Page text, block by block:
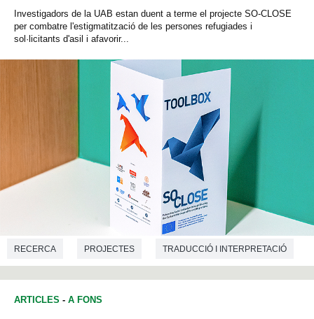
Investigadors de la UAB estan duent a terme el projecte SO-CLOSE
per combatre l'estigmatització de les persones refugiades i
sol·licitants d'asil i afavorir...
RECERCA PROJECTES TRADUCCIÓ I INTERPRETACIÓ
HISTÒRIA
ARTICLES - A FONS